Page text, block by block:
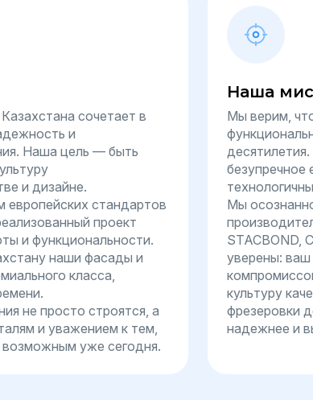
сочетает в
и
Наша цель — быть
и дизайне.
стандартов
проект
и функциональности.
наши фасады и
класса,
не просто строятся, а
и уважением к тем,
уже сегодня.
Наша
Мы верим,
безупречное
Мы
STACBOND,
уверены: ваш
культуру
фрезеровки
надежнее и